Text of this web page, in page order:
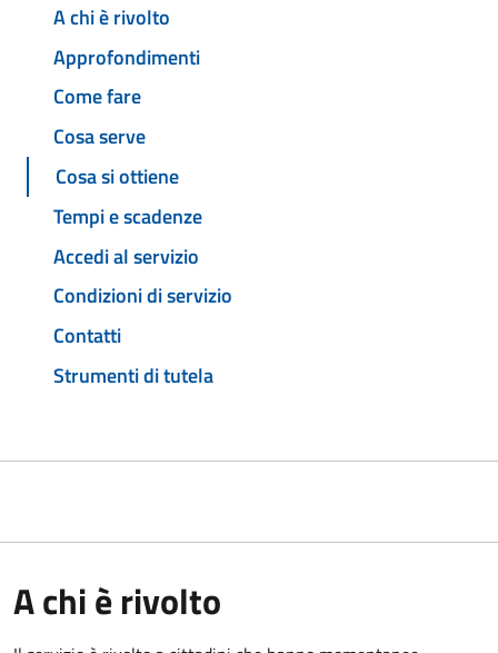
A chi è rivolto
Approfondimenti
Come fare
Cosa serve
Cosa si ottiene
Tempi e scadenze
Accedi al servizio
Condizioni di servizio
Contatti
Strumenti di tutela
A chi è rivolto